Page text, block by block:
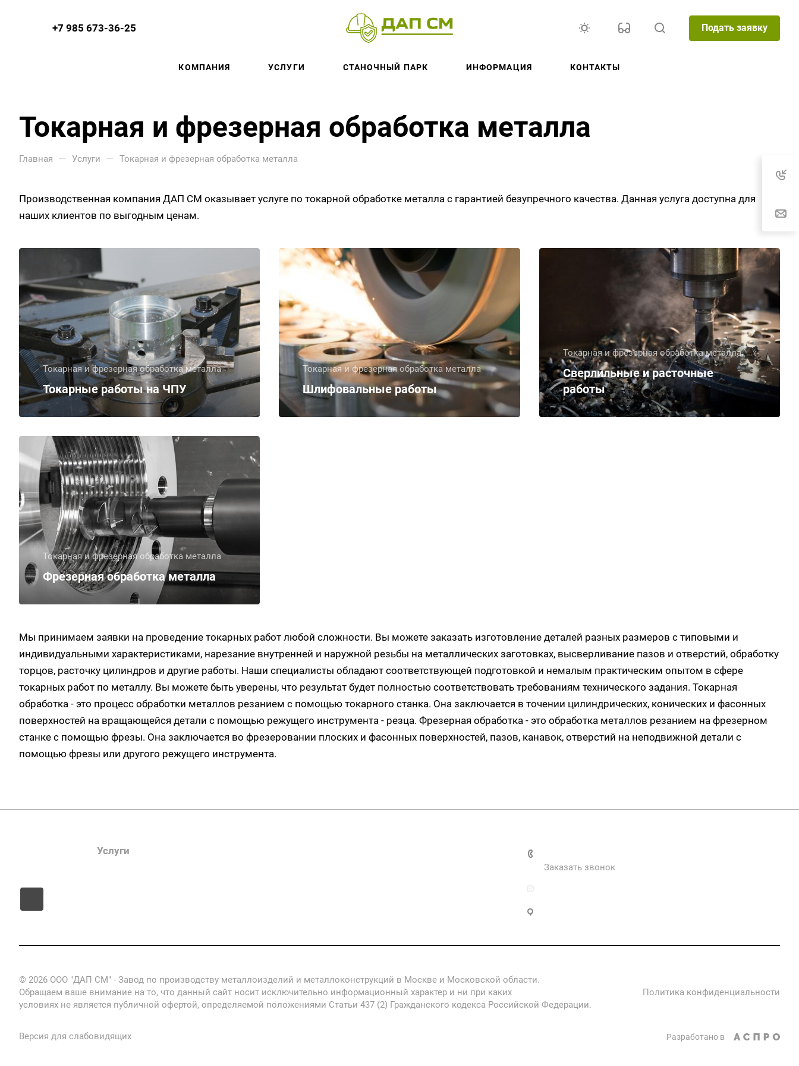
+7 985 673-36-25 Подать заявку
КОМПАНИЯ УСЛУГИ СТАНОЧНЫЙ ПАРК ИНФОРМАЦИЯ КОНТАКТЫ
Токарная и фрезерная обработка металла
Главная — Услуги — Токарная и фрезерная обработка металла
Производственная компания ДАП СМ оказывает услуге по токарной обработке металла с гарантией безупречного качества. Данная услуга доступна для
наших клиентов по выгодным ценам.
Токарная и фрезерная обработка металла
Токарные работы на ЧПУ
Токарная и фрезерная обработка металла
Шлифовальные работы
Токарная и фрезерная обработка металла
Сверлильные и расточные
работы
Токарная и фрезерная обработка металла
Фрезерная обработка металла
Мы принимаем заявки на проведение токарных работ любой сложности. Вы можете заказать изготовление деталей разных размеров с типовыми и
индивидуальными характеристиками, нарезание внутренней и наружной резьбы на металлических заготовках, высверливание пазов и отверстий, обработку
торцов, расточку цилиндров и другие работы. Наши специалисты обладают соответствующей подготовкой и немалым практическим опытом в сфере
токарных работ по металлу. Вы можете быть уверены, что результат будет полностью соответствовать требованиям технического задания. Токарная
обработка - это процесс обработки металлов резанием с помощью токарного станка. Она заключается в точении цилиндрических, конических и фасонных
поверхностей на вращающейся детали с помощью режущего инструмента - резца. Фрезерная обработка - это обработка металлов резанием на фрезерном
станке с помощью фрезы. Она заключается во фрезеровании плоских и фасонных поверхностей, пазов, канавок, отверстий на неподвижной детали с
помощью фрезы или другого режущего инструмента.
Услуги
Заказать звонок
© 2026 ООО "ДАП СМ" - Завод по производству металлоизделий и металлоконструкций в Москве и Московской области.
Обращаем ваше внимание на то, что данный сайт носит исключительно информационный характер и ни при каких
условиях не является публичной офертой, определяемой положениями Статьи 437 (2) Гражданского кодекса Российской Федерации.
Политика конфиденциальности
Версия для слабовидящих Разработано в